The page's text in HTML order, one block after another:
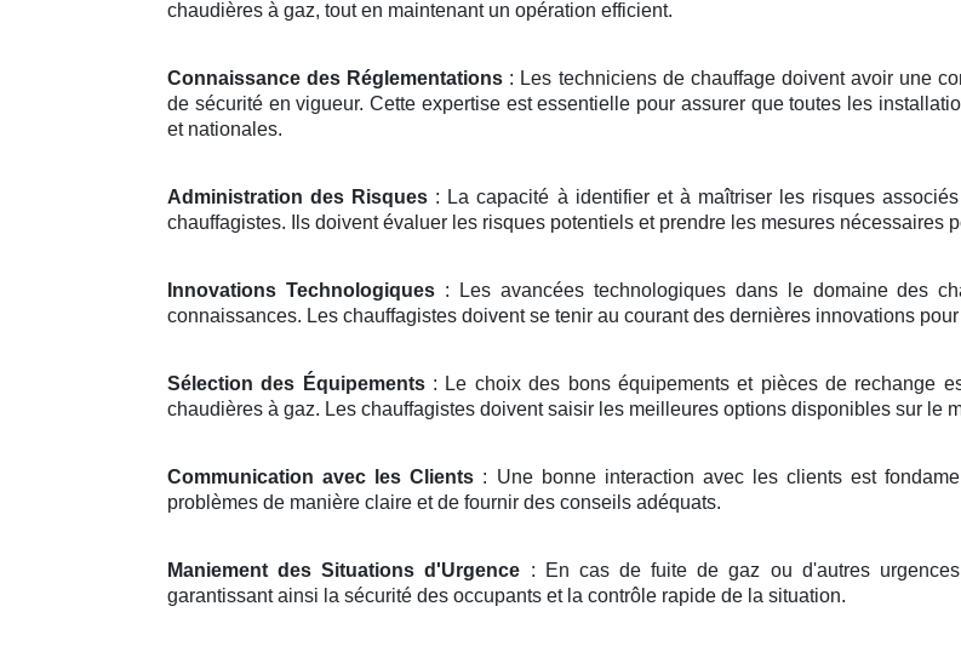
chaudières à gaz, tout en maintenant un opération efficient.
Connaissance des Réglementations : Les techniciens de chauffage doivent avoir une
de sécurité en vigueur. Cette expertise est essentielle pour assurer que toutes les
et nationales.
Administration des Risques : La capacité à identifier et à maîtriser les risques
chauffagistes. Ils doivent évaluer les risques potentiels et prendre les mesures nécessaires
Innovations Technologiques: Les avancées technologiques dans le domaine des
connaissances. Les chauffagistes doivent se tenir au courant des dernières innovations
Sélection des Équipements: Le choix des bons équipements et pièces de rechange
chaudières à gaz. Les chauffagistes doivent saisir les meilleures options disponibles sur le
Communication avec les Clients : Une bonne interaction avec les clients est
problèmes de manière claire et de fournir des conseils adéquats.
Maniement des Situations d'Urgence : En cas de fuite de gaz ou d'autres
garantissant ainsi la sécurité des occupants et la contrôle rapide de la situation.